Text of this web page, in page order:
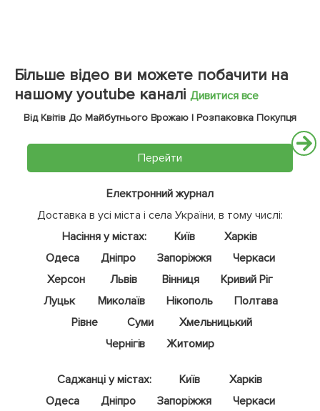
Більше відео ви можете побачити на
нашому youtube каналі Дивитися все
Від Квітів До Майбутнього Врожаю | Розпаковка Покупця
Перейти
Електронний журнал
Доставка в усі міста і села України, в тому числі:
Насіння у містах:
Київ
Харків
Одеса
Дніпро Запоріжжя
Черкаси
Херсон
Львів Вінниця
Кривий Ріг
Луцьк
Миколаїв Нікополь
Полтава
Рівне
Суми
Хмельницький
Чернігів
Житомир
Саджанці у містах: Київ
Харків
Одеса
Дніпро Запоріжжя
Черкаси